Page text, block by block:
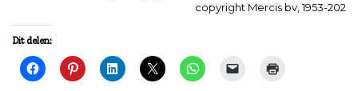
copyright Mercis bv, 1953-202
Dit delen: